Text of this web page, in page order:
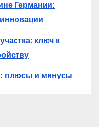
Германии:
ключ к
плюсы и минусы